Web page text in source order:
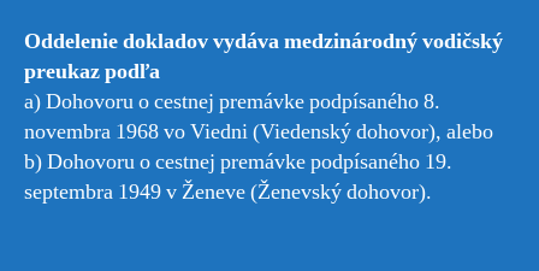
Oddelenie dokladov vydáva medzinárodný vodičský
preukaz podľa
a) Dohovoru o cestnej premávke podpísaného 8.
novembra 1968 vo Viedni (Viedenský dohovor), alebo
b) Dohovoru o cestnej premávke podpísaného 19.
septembra 1949 v Ženeve (Ženevský dohovor).